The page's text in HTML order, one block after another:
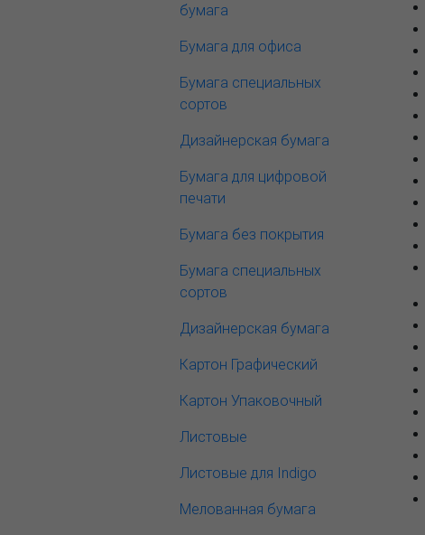
бумага
Бумага для офиса
Бумага специальных
сортов
Дизайнерская бумага
Бумага для цифровой
печати
Бумага без покрытия
Бумага специальных
сортов
Дизайнерская бумага
Картон Графический
Картон Упаковочный
Листовые
Листовые для Indigo
Мелованная бумага